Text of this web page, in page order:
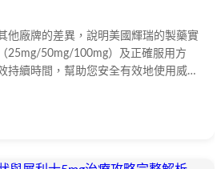
他廠牌的差異，說明美國輝瑞的製藥實
25mg/50mg/100mg）及正確服用方
持續時間，幫助您安全有效地使用威而